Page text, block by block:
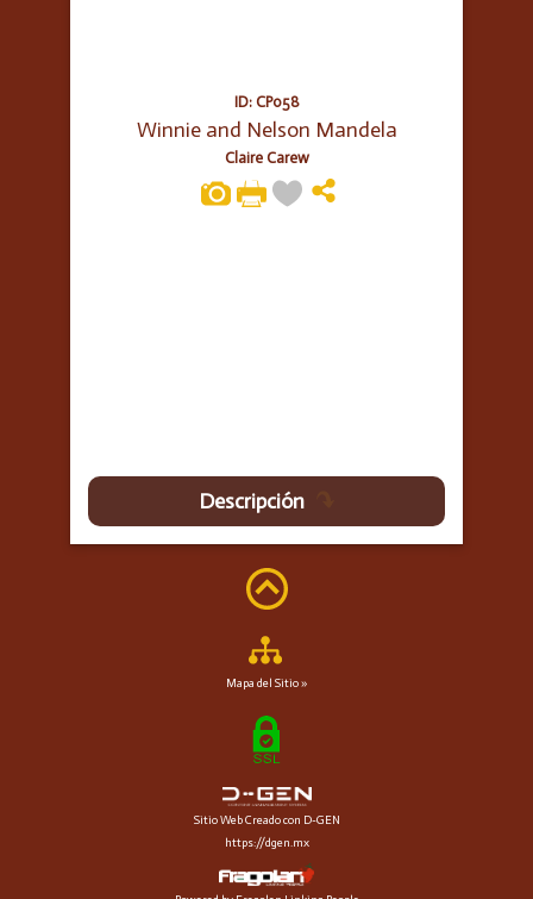
ID: CP058
Winnie and Nelson Mandela
Claire Carew
Descripción
Mapa del Sitio »
Sitio Web Creado con D-GEN
https://dgen.mx